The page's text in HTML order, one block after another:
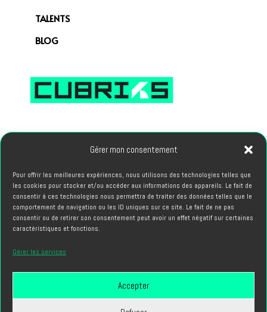
Gérer mon consentement
Pour offrir les meilleures expériences, nous utilisons des technologies telles que
les cookies pour stocker et/ou accéder aux informations des appareils. Le fait de
consentir à ces technologies nous permettra de traiter des données telles que le
comportement de navigation ou les ID uniques sur ce site. Le fait de ne pas
consentir ou de retirer son consentement peut avoir un effet négatif sur certaines
caractéristiques et fonctions.
Gérer les services
Accepter
TALENTS
BLOG
PROJETS
hello@cubriks.com
CANDIDATURES